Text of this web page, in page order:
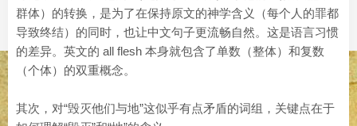
群体）的转换，是为了在保持原文的神学含义（每个人的罪都
导致终结）的同时，也让中文句子更流畅自然。这是语言习惯
的差异。英文的 all flesh 本身就包含了单数（整体）和复数
（个体）的双重概念。
其次，对“毁灭他们与地”这似乎有点矛盾的词组，关键点在于